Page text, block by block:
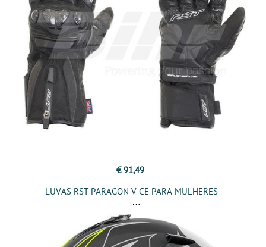
€ 91,49
LUVAS RST PARAGON V CE PARA MULHERES